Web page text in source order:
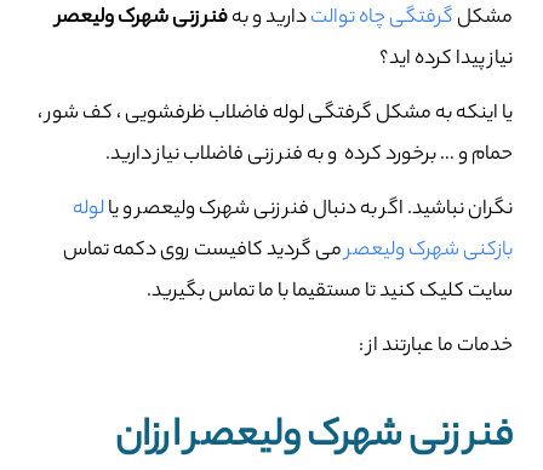
مشکلگرفتگی چاه توالتدارید و بهفنر زنی شهرک ولیعصر
نیاز پیدا کرده اید؟
یا اینکه به مشکل گرفتگی لوله فاضلاب ظرفشویی ، کف شور ،
حمام و … برخورد کرده و به فنر زنی فاضلاب نیاز دارید.
نگران نباشید. اگر به دنبال فنر زنی شهرک ولیعصر و یالوله
بازکنی شهرک ولیعصرمی گردید کافیست روی دکمه تماس
سایت کلیک کنید تا مستقیما با ما تماس بگیرید.
خدمات ما عبارتند از :
فنر زنی شهرک ولیعصر ارزان